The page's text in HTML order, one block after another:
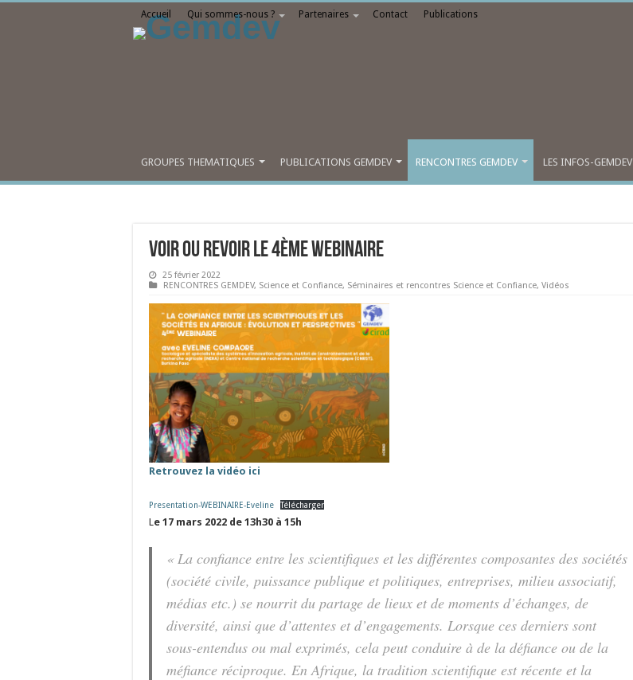
Accueil Qui sommes-nous ? Partenaires Contact Publications
GROUPES THEMATIQUES PUBLICATIONS GEMDEV RENCONTRES GEMDEV LES INFOS-GEMDEV
Voir ou revoir le 4ème webinaire
25 février 2022
RENCONTRES GEMDEV, Science et Confiance, Séminaires et rencontres Science et Confiance, Vidéos
Retrouvez la vidéo ici
Presentation-WEBINAIRE-Eveline Télécharger
L e 17 mars 2022 de 13h30 à 15h
« La confiance entre les scientifiques et les différentes composantes des sociétés
(société civile, puissance publique et politiques, entreprises, milieu associatif,
médias etc.) se nourrit du partage de lieux et de moments d’échanges, de
diversité, ainsi que d’attentes et d’engagements. Lorsque ces derniers sont
sous-entendus ou mal exprimés, cela peut conduire à de la défiance ou de la
méfiance réciproque. En Afrique, la tradition scientifique est récente et la